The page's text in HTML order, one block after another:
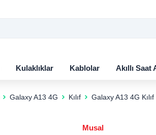
Kulaklıklar Kablolar Akıllı Saat
Galaxy A13 4G Kılıf Galaxy A13 4G
Musal